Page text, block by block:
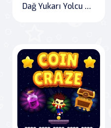
Dağ Yukarı Yolcu Otobüsü Şoförü 2k20